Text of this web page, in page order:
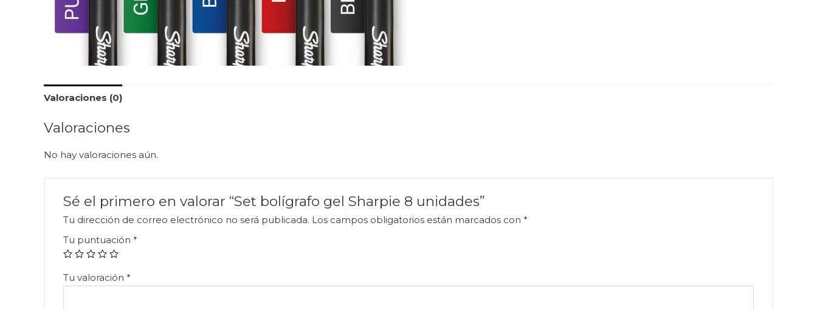
Valoraciones (0)
Valoraciones
No hay valoraciones aún.
Sé el primero en valorar “Set bolígrafo gel Sharpie 8 unidades”
Tu dirección de correo electrónico no será publicada. Los campos obligatorios están marcados con *
Tu puntuación *
Tu valoración *